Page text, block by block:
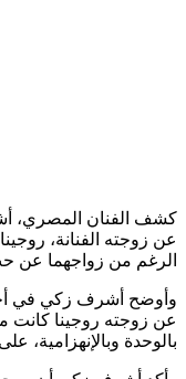
كشف الفنان المصري،
عن زوجته الفنانة،
الرغم من زواجهما عن
وأوضح أشرف زكي في
عن زوجته روجينا كانت
بالوحدة وبالإنهزامية،